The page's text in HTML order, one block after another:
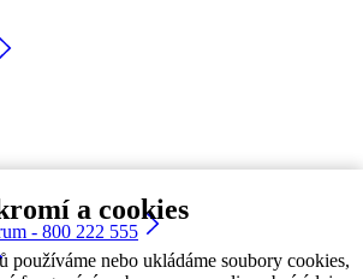
a cookies
používáme nebo ukládáme soubory cookies,
- 800 222 555